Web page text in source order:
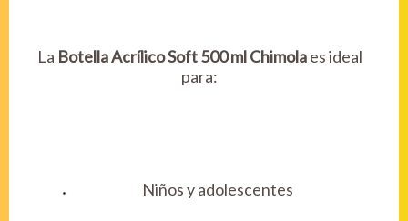
La Botella Acrílico Soft 500 ml Chimolaes ideal
para:
Niños y adolescentes